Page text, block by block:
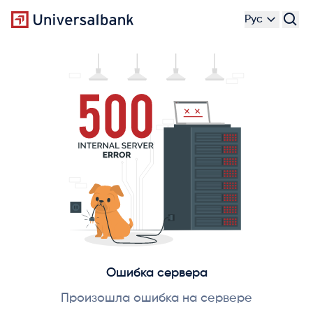
Рус
Ошибка сервера
Произошла ошибка на сервере